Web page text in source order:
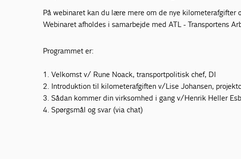
På webinaret kan du lære mere om de nye kilometerafgifter
Webinaret afholdes i samarbejde med ATL - Transportens
Programmet er:
1. Velkomst v/ Rune Noack, transportpolitisk chef, DI
2. Introduktion til kilometerafgiften v/Lise Johansen,
3. Sådan kommer din virksomhed i gang v/Henrik Heller
4. Spørgsmål og svar (via chat)